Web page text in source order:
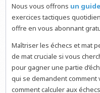
Nous vous offrons un
exercices tactiques
offre en vous abonnant
Maîtriser les échecs et mat
de mat cruciale si vous
pour gagner une partie
qui se demandent comment
comment calculer aux